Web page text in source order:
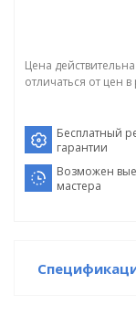
Цена
отличаться от цен
Бесплатный
гарантии
Возможен
мастера